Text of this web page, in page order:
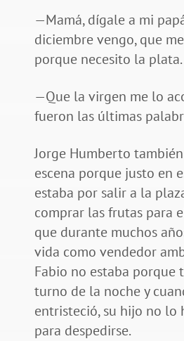
—Mamá, dígale a mi
diciembre vengo, que
porque necesito la plata.
—Que la virgen me lo
fueron las últimas
Jorge Humberto
escena porque justo en
estaba por salir a la
comprar las frutas para
que durante muchos
vida como vendedor
Fabio no estaba porque
turno de la noche y
entristeció, su hijo no lo
para despedirse.